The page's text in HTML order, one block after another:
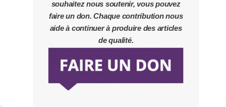
souhaitez nous soutenir, vous pouvez
faire un don. Chaque contribution nous
aide à continuer à produire des articles
de qualité.